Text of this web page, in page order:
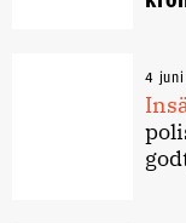
4 juni